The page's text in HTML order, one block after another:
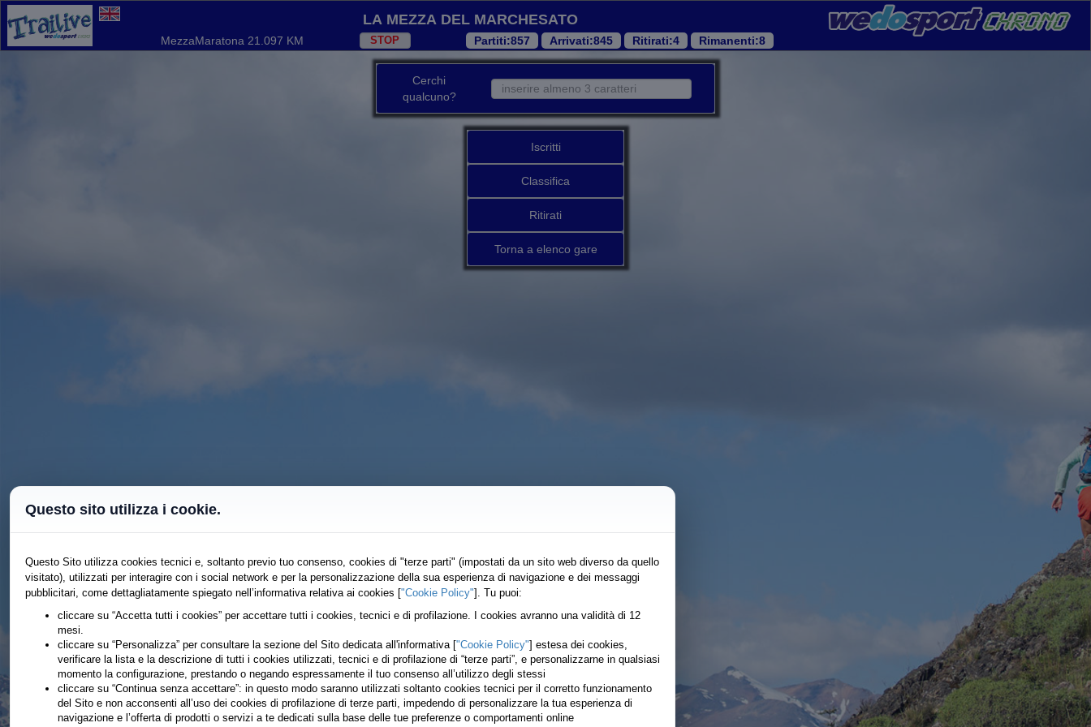
La Mezza del Marchesato
MezzaMaratona 21.097 KM Partiti:857 Arrivati:845 Ritirati:4 Rimanenti:8
Cerchi
qualcuno?
Iscritti
Classifica
Ritirati
Torna a elenco gare
Questo sito utilizza i cookie.
Questo Sito utilizza cookies tecnici e, soltanto previo tuo consenso, cookies di "terze parti" (impostati da un sito web diverso da quello
visitato), utilizzati per interagire con i social network e per la personalizzazione della sua esperienza di navigazione e dei messaggi
pubblicitari, come dettagliatamente spiegato nell’informativa relativa ai cookies ["Cookie Policy"]. Tu puoi:
cliccare su “Accetta tutti i cookies” per accettare tutti i cookies, tecnici e di profilazione. I cookies avranno una validità di 12
mesi.
cliccare su “Personalizza” per consultare la sezione del Sito dedicata all'informativa ["Cookie Policy"] estesa dei cookies,
verificare la lista e la descrizione di tutti i cookies utilizzati, tecnici e di profilazione di “terze parti”, e personalizzarne in qualsiasi
momento la configurazione, prestando o negando espressamente il tuo consenso all’utilizzo degli stessi
cliccare su “Continua senza accettare”: in questo modo saranno utilizzati soltanto cookies tecnici per il corretto funzionamento
del Sito e non acconsenti all’uso dei cookies di profilazione di terze parti, impedendo di personalizzare la tua esperienza di
navigazione e l’offerta di prodotti o servizi a te dedicati sulla base delle tue preferenze o comportamenti online